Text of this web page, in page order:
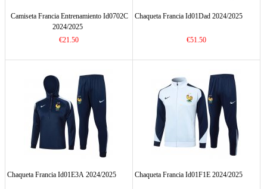
Camiseta Francia Entrenamiento Id0702C
2024/2025
€21.50
Chaqueta Francia Id01Dad 2024/2025
€51.50
Chaqueta Francia Id01E3A 2024/2025 Chaqueta Francia Id01F1E 2024/2025